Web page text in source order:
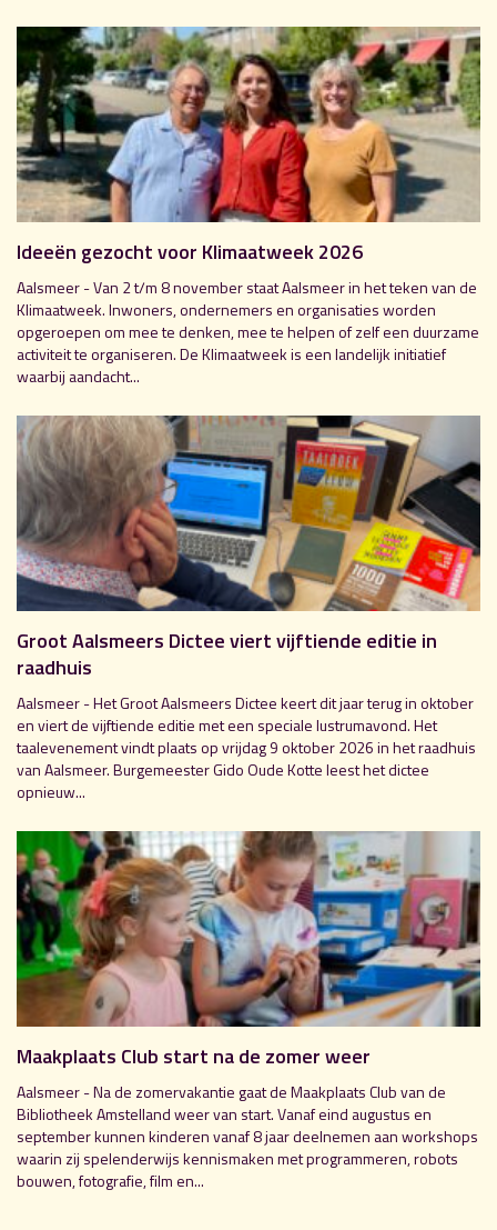
Ideeën gezocht voor Klimaatweek 2026
Aalsmeer - Van 2 t/m 8 november staat Aalsmeer in het teken van de
Klimaatweek. Inwoners, ondernemers en organisaties worden
opgeroepen om mee te denken, mee te helpen of zelf een duurzame
activiteit te organiseren. De Klimaatweek is een landelijk initiatief
waarbij aandacht...
Groot Aalsmeers Dictee viert vijftiende editie in
raadhuis
Aalsmeer - Het Groot Aalsmeers Dictee keert dit jaar terug in oktober
en viert de vijftiende editie met een speciale lustrumavond. Het
taalevenement vindt plaats op vrijdag 9 oktober 2026 in het raadhuis
van Aalsmeer. Burgemeester Gido Oude Kotte leest het dictee
opnieuw...
Maakplaats Club start na de zomer weer
Aalsmeer - Na de zomervakantie gaat de Maakplaats Club van de
Bibliotheek Amstelland weer van start. Vanaf eind augustus en
september kunnen kinderen vanaf 8 jaar deelnemen aan workshops
waarin zij spelenderwijs kennismaken met programmeren, robots
bouwen, fotografie, film en...